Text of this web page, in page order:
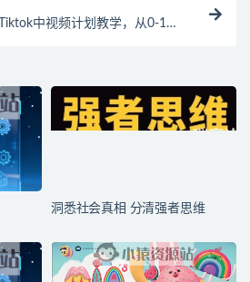
中视频计划教学，从0-1教
洞悉社会真相 分清强者思维